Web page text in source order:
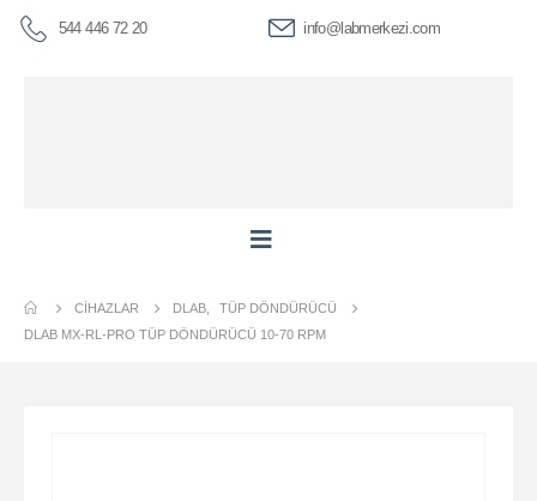
544 446 72 20 info@labmerkezi.com
CIHAZLAR DLAB
TÜP DÖNDÜRÜCÜ
DLAB MX-RL-PRO TÜP DÖNDÜRÜCÜ 10-70 RPM